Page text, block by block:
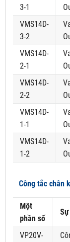
3-1
VMS14D-
3-2
VMS14D-
2-1
VMS14D-
2-2
VMS14D-
1-1
VMS14D-
1-2
Công tắc chân
Một
phần số
VP20V-